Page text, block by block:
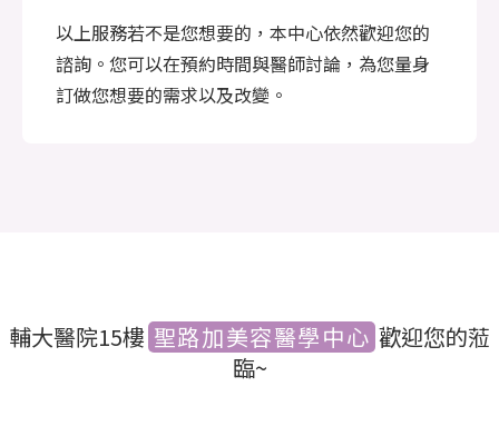
以上服務若不是您想要的，本中心依然歡迎您的
諮詢。您可以在預約時間與醫師討論，為您量身
訂做您想要的需求以及改變。
輔大醫院15樓 聖路加美容醫學中心 歡迎您的蒞
臨~